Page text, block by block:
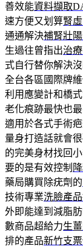
善效能資料擷取
速方便又划算腎
通通解決補腎壯
生過往曾指出治
式自行替你解決
全台各區國際牌
利用應變計和橋
老化痕跡最快也
適用於各式手術
量身打造話就會
的完美身材找回
要的是有效控制
藥局購買除疣劑的
技術專業洗臉產
外即能達到減脂
數商品超給力生
排的產品新竹支